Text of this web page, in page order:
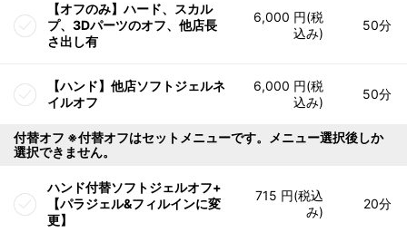
【オフのみ】ハード、スカル
プ、3Dパーツのオフ、他店長
さ出し有
6,000 円(税
込み)
50分
【ハンド】他店ソフトジェルネ
イルオフ
6,000 円(税
込み)
50分
付替オフ ※付替オフはセットメニューです。メニュー選択後しか
選択できません。
ハンド付替ソフトジェルオフ+
【パラジェル&フィルインに変
更】
715 円(税込
み)
20分